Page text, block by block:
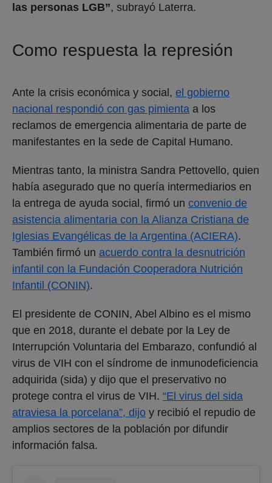
las personas LGB”, subrayó Laterra.
Como respuesta la represión
Ante la crisis económica y social, el gobierno
nacional respondió con gas pimienta a los
reclamos de emergencia alimentaria de parte de
manifestantes en la sede de Capital Humano.
Mientras tanto, la ministra Sandra Pettovello, quien
había asegurado que no quería intermediarios en
la entrega de ayuda social, firmó un convenio de
asistencia alimentaria con la Alianza Cristiana de
Iglesias Evangélicas de la Argentina (ACIERA).
También firmó un acuerdo contra la desnutrición
infantil con la Fundación Cooperadora Nutrición
Infantil (CONIN).
El presidente de CONIN, Abel Albino es el mismo
que en 2018, durante el debate por la Ley de
Interrupción Voluntaria del Embarazo, confundió al
virus de VIH con el síndrome de inmunodeficiencia
adquirida (sida) y dijo que el preservativo no
protege contra el virus de VIH. “El virus del sida
atraviesa la porcelana”, dijo y recibió el repudio de
amplios sectores de la población por difundir
información falsa.